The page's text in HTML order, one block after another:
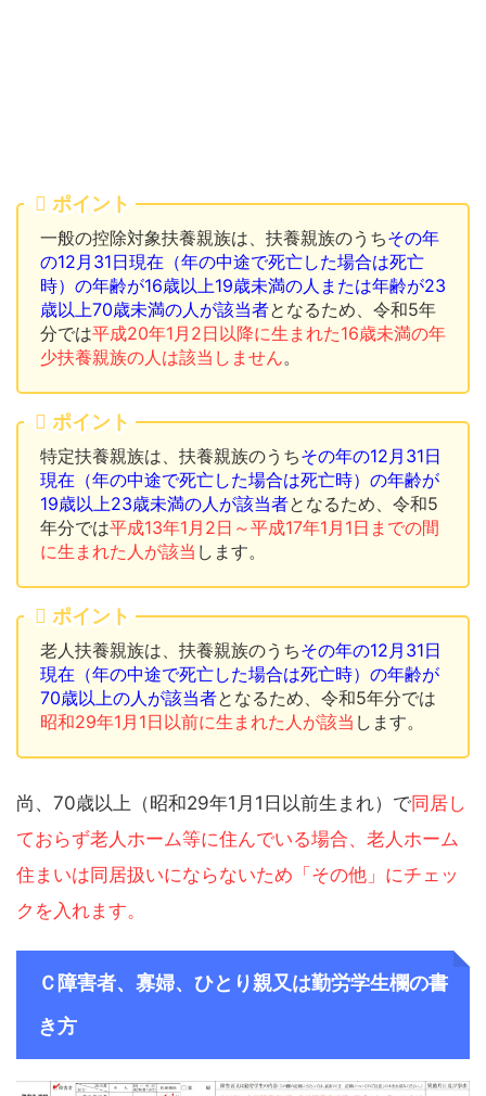
ポイント
一般の控除対象扶養親族は、扶養親族のうちその年
の12月31日現在（年の中途で死亡した場合は死亡
時）の年齢が16歳以上19歳未満の人または年齢が23
歳以上70歳未満の人が該当者となるため、令和5年
分では平成20年1月2日以降に生まれた16歳未満の年
少扶養親族の人は該当しません。
ポイント
特定扶養親族は、扶養親族のうちその年の12月31日
現在（年の中途で死亡した場合は死亡時）の年齢が
19歳以上23歳未満の人が該当者となるため、令和5
年分では平成13年1月2日～平成17年1月1日までの間
に生まれた人が該当 します。
ポイント
老人扶養親族は、扶養親族のうちその年の12月31日
現在（年の中途で死亡した場合は死亡時）の年齢が
70歳以上の人が該当者となるため、令和5年分では
昭和29年1月1日以前に生まれた人が該当 します。
尚、70歳以上（昭和29年1月1日以前生まれ）で同居し
ておらず老人ホーム等に住んでいる場合、老人ホーム
住まいは同居扱いにならないため 「その他」 にチェッ
クを入れます。
Ｃ障害者、寡婦、ひとり親又は勤労学生欄の書
き方